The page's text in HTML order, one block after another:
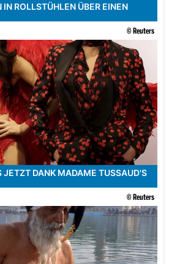
ROLLSTÜHLEN ÜBER EINEN
© Reuters
DANK MADAME TUSSAUD'S
© Reuters